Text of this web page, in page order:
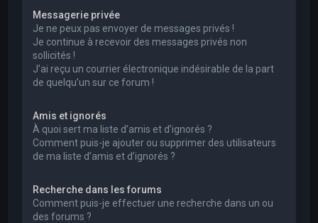
Messagerie privée
Je ne peux pas envoyer de messages privés !
Je continue à recevoir des messages privés non
sollicités !
J’ai reçu un courrier électronique indésirable de la part
de quelqu’un sur ce forum !
Amis et ignorés
À quoi sert ma liste d’amis et d’ignorés ?
Comment puis-je ajouter ou supprimer des utilisateurs
de ma liste d’amis et d’ignorés ?
Recherche dans les forums
Comment puis-je effectuer une recherche dans un ou
des forums ?